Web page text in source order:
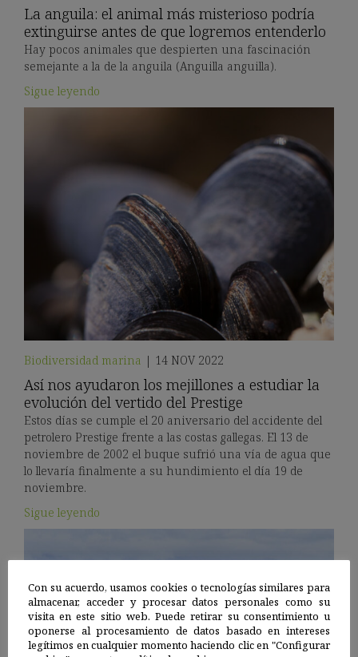
La anguila: el animal más misterioso podría
extinguirse antes de que logremos entenderlo
Hay pocos animales que despierten una fascinación
semejante a la de la anguila (Anguilla anguilla).
Sigue leyendo
Biodiversidad marina | 14 NOV 2022
Así nos ayudaron los mejillones a estudiar la
evolución del vertido del Prestige
Estos días se cumple el 20 aniversario del accidente del
petrolero Prestige frente a las costas gallegas. El 13 de
noviembre de 2002 el buque sufrió una vía de agua que
lo llevaría finalmente a su hundimiento el día 19 de
noviembre.
Sigue leyendo
Con su acuerdo, usamos cookies o tecnologías similares para
almacenar, acceder y procesar datos personales como su
visita en este sitio web. Puede retirar su consentimiento u
oponerse al procesamiento de datos basado en intereses
legítimos en cualquier momento haciendo clic en "Configurar